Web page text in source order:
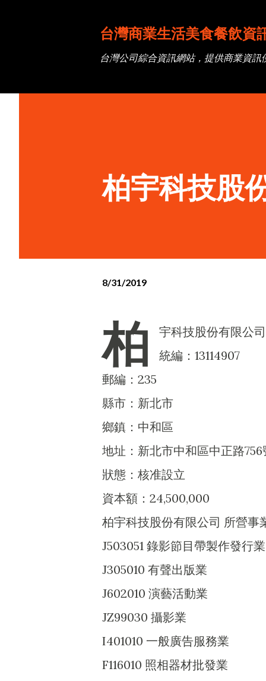
台灣商業生活美食餐飲資
台灣公司綜合資訊網站，提供商業資
柏宇科技股
8/31/2019
柏
宇科技股份有限公司
統編：13114907
郵編：235
縣市：新北市
鄉鎮：中和區
地址：新北市中和區中正路756
狀態：核准設立
資本額：24,500,000
柏宇科技股份有限公司 所營事
J503051 錄影節目帶製作發行業
J305010 有聲出版業
J602010 演藝活動業
JZ99030 攝影業
I401010 一般廣告服務業
F116010 照相器材批發業